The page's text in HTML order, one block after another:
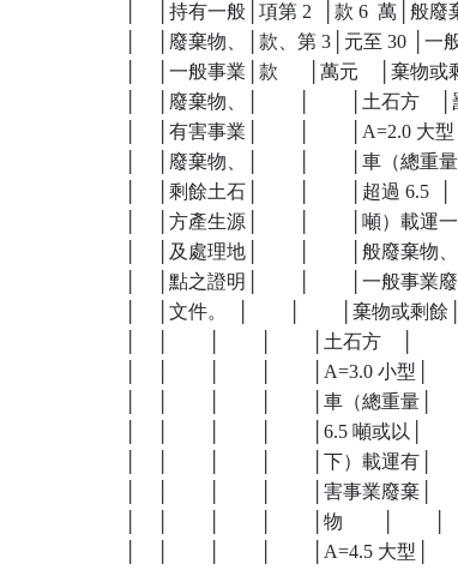
│    │持有一般│項第 2  │款 6  萬│般廢
│    │廢棄物、│款、第 3│元至 30 │一
│    │一般事業│款      │萬元    │棄物或
│    │廢棄物、│        │        │土石方
│    │有害事業│        │        │A=2.0 大型│
│    │廢棄物、│        │        │車（總重量│
│    │剩餘土石│        │        │超過 6.5  │
│    │方產生源│        │        │噸）載運一│
│    │及處理地│        │        │般廢棄物、│
│    │點之證明│        │        │一般事業廢│
│    │文件。  │        │        │棄物或剩餘│
│    │        │        │        │土石方    │        │
│    │        │        │        │A=3.0 小型│
│    │        │        │        │車（總重量│
│    │        │        │        │6.5 噸或以│
│    │        │        │        │下）載運有│
│    │        │        │        │害事業廢棄│
│    │        │        │        │物        │        │
│    │        │        │        │A=4.5 大型│